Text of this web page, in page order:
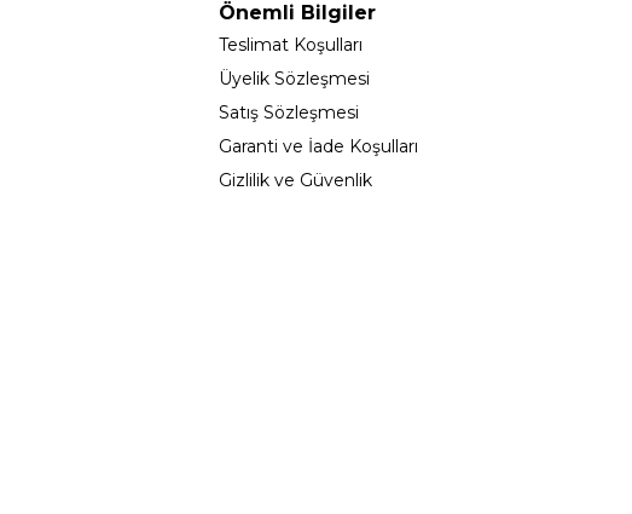
Önemli Bilgiler
Teslimat Koşulları
Üyelik Sözleşmesi
Satış Sözleşmesi
Garanti ve İade Koşulları
Gizlilik ve Güvenlik